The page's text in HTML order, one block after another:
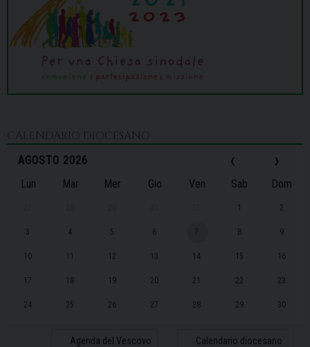
CALENDARIO DIOCESANO
‹
AGOSTO 2026 ›
Lun Mar Mer Gio Ven Sab Dom
1 2
3 4 5 6 7 8 9
10 11 12 13 14 15 16
17 18 19 20 21 22 23
24 25 26 27 28 29 30
Agenda del Vescovo Calendario diocesano